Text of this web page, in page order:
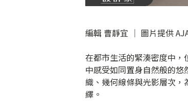
編輯 曹靜宜 │ 圖片提供
在都市生活的緊湊密度中
中感受如同置身自然般的
織、幾何線條與光影層次
繹。